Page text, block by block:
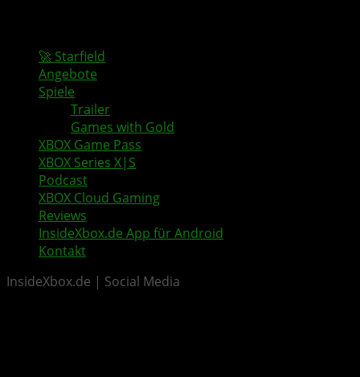
🚀 Starfield
Angebote
Spiele
Trailer
Games with Gold
XBOX Game Pass
XBOX Series X|S
Podcast
XBOX Cloud Gaming
Reviews
InsideXbox.de App für Android
Kontakt
InsideXbox.de | Social Media